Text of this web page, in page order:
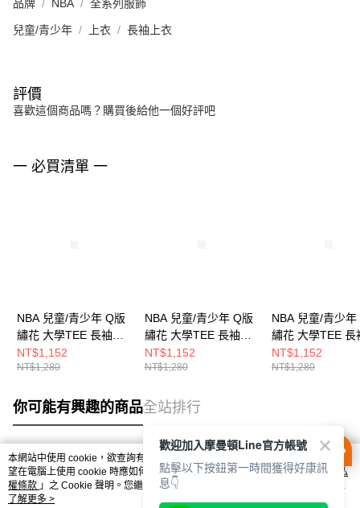
品牌 NBA 全系列服飾
兒童/青少年 上衣 長袖上衣
評價
喜歡這個商品嗎？購買後給他一個好評吧
一 必買清單 一
NBA 兒童/青少年 Q版
繡花 大學TEE 長袖上
衣 灰狼隊
3556102072
NT$1,152
NT$1,280
NBA 兒童/青少年 Q版
繡花 大學TEE 長袖上
衣 公牛隊
3556101501
NT$1,152
NT$1,280
NBA 兒童/青少年
繡花 大學TEE 長
衣 暴龍隊
3556101620
NT$1,152
NT$1,280
你可能有興趣的商品全站排行
熱門標籤
本網站中使用 cookie，欲查詢有關本網站使用 cookie 方式之詳情，及若您不希
望在電腦上使用 cookie 時應如何變更電腦的 cookie 設定，請參閱本網站「
隱私
權條款 」之 Cookie 聲明。您繼續使用本網站即表示您同意本公司得按本網站使
用條款之 Cookie 聲明使用 cookie。
了解更多 >
歡迎加入摩曼頓Line官方帳號
點擊以下按鈕第一時間獲得好康訊
息👇